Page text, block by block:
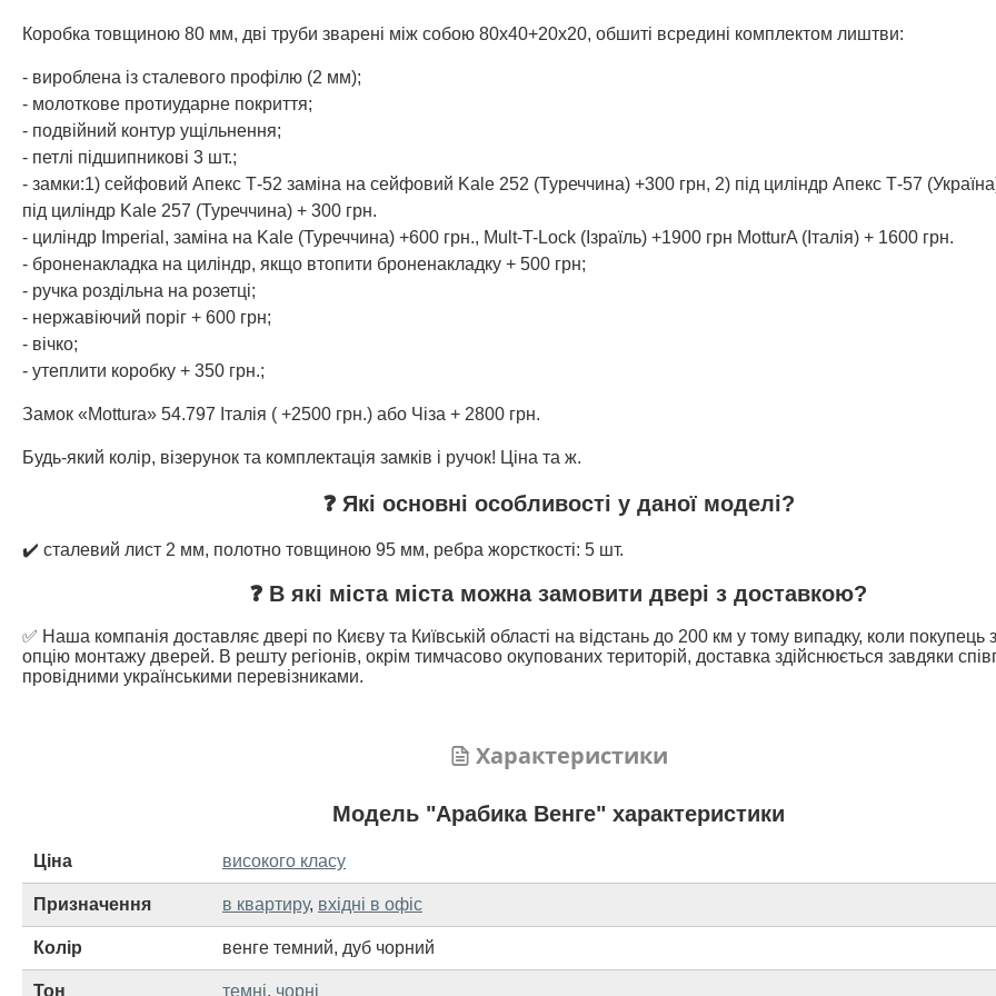
Коробка товщиною 80 мм, дві труби зварені між собою 80х40+20х20, обшиті всредині комплектом лиштви:
- вироблена із сталевого профілю (2 мм);
- молоткове протиударне покриття;
- подвійний контур ущільнення;
- петлі підшипникові 3 шт.;
- замки:1) сейфовий Апекс Т-52 заміна на сейфовий Kale 252 (Туреччина) +300 грн, 2) під циліндр Апекс Т-57
під циліндр Kale 257 (Туреччина) + 300 грн.
- циліндр Imperial, заміна на Kale (Туреччина) +600 грн., Mult-T-Lock (Ізраїль) +1900 грн MotturA (Італія) + 1600 грн.
- броненакладка на циліндр, якщо втопити броненакладку + 500 грн;
- ручка роздільна на розетці;
- нержавіючий поріг + 600 грн;
- вічко;
- утеплити коробку + 350 грн.;
Замок «Mottura» 54.797 Італія ( +2500 грн.) або Чіза + 2800 грн.
Будь-який колір, візерунок та комплектація замків і ручок! Ціна та ж.
❓ Які основні особливості у даної моделі?
✔️ сталевий лист 2 мм, полотно товщиною 95 мм, ребра жорсткості: 5 шт.
❓ В які міста міста можна замовити двері з доставкою?
✅ Наша компанія доставляє двері по Києву та Київській області на відстань до 200 км у тому випадку, коли покупець
опцію монтажу дверей. В решту регіонів, окрім тимчасово окупованих територій, доставка здійснюється завдяки
провідними українськими перевізниками.
Характеристики
Модель "Арабика Венге" характеристики
Ціна високого класу
Призначення в квартиру, вхідні в офіс
Колір венге темний, дуб чорний
Тон темні, чорні